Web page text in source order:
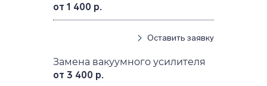
от 1 400 р.
Оставить заявку
Замена вакуумного усилителя
от 3 400 р.